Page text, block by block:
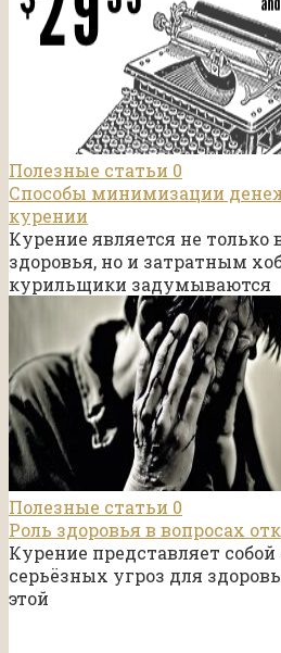
Полезные статьи 0
Способы минимизации
курении
Курение является не
здоровья, но и затратным
курильщики задумываются
Полезные статьи 0
Роль здоровья в вопросах
Курение представляет
серьёзных угроз для
этой